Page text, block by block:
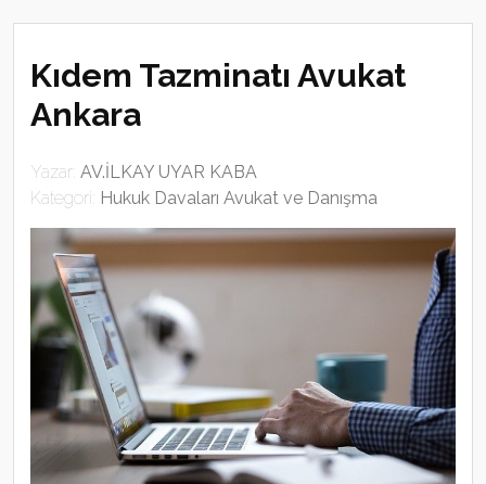
Kıdem Tazminatı Avukat
Ankara
Yazar: AV.İLKAY UYAR KABA
Kategori: Hukuk Davaları Avukat ve Danışma